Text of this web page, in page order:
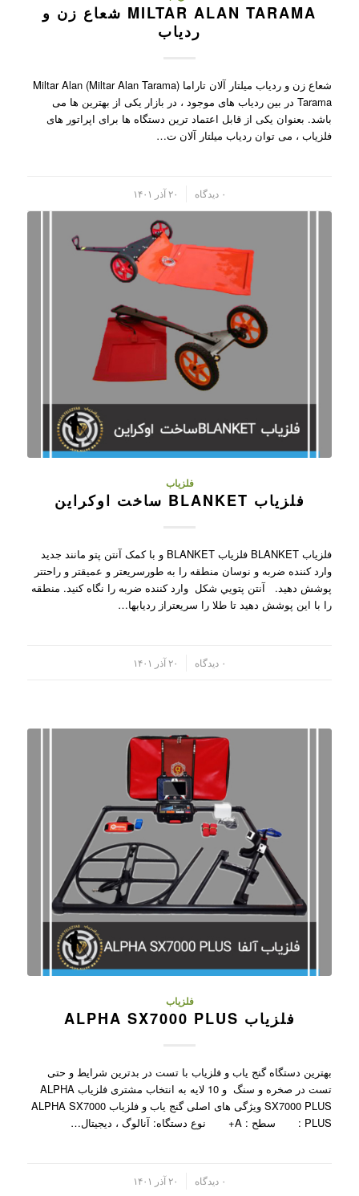
MILTAR ALAN TARAMA شعاع زن و
ردیاب
شعاع زن و ردیاب میلتار آلان تاراما (Miltar Alan Tarama) Miltar Alan
Tarama در بین ردیاب های موجود ، در بازار یکی از بهترین ها می
باشد. بعنوان یکی از قابل اعتماد ترین دستگاه ها برای اپراتور های
فلزیاب ، می توان ردیاب میلتار آلان ت…
۰ دیدگاه ۲۰ آذر ۱۴۰۱
فلزیاب
فلزیاب BLANKET ساخت اوکراین
فلزیاب BLANKET فلزیاب BLANKET و با کمک آنتن پتو مانند جديد
وارد کننده ضربه و نوسان منطقه را به طورسريعتر و عميقتر و راحتتر
پوشش دهيد. آنتن پتويي شکل وارد کننده ضربه را نگاه کنيد. منطقه
را با اين پوشش دهيد تا طلا را سريعتراز رديابها…
۰ دیدگاه ۲۰ آذر ۱۴۰۱
فلزیاب
فلزیاب ALPHA SX7000 PLUS
بهترین دستگاه گنج یاب و فلزیاب با تست در بدترین شرایط و حتی
تست در صخره و سنگ و 10 لایه به انتخاب مشتری فلزیاب ALPHA
SX7000 PLUS ویژگی های اصلی گنج یاب و فلزیاب ALPHA SX7000
PLUS : سطح : A+ نوع دستگاه: آنالوگ ، دیجیتال…
۰ دیدگاه ۲۰ آذر ۱۴۰۱